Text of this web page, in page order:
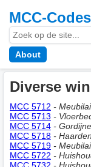
MCC-
About
Diverse
MCC 5712 -
MCC 5713 -
MCC 5714 -
MCC 5718 - Haarden
MCC 5719 -
MCC 5722 -